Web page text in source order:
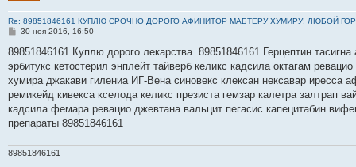
Re: 89851846161 КУПЛЮ СРОЧНО ДОРОГО АФИНИТОР МАБТЕРУ ХУМИРУ! ЛЮБОЙ
С
о
щ
е
и
е
30 ноя 2016, 16:50
89851846161 Куплю дорого лекарства. 89851846161 Герцептин
эрбитукс кетостерил энплейт тайверб келикс кадсила октагам
хумира джакави гилениа ИГ-Вена синовекс клексан нексавар иресса
ремикейд кивекса кселода келикс презиста гемзар калетра залтрап
кадсила фемара ревацио джевтана вальцит пегасис капецитабин
препараты 89851846161
89851846161